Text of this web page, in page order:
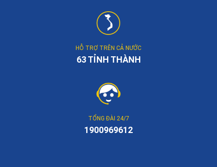
HỖ TRỢ TRÊN CẢ NƯỚC
63 TỈNH THÀNH
TỔNG ĐÀI 24/7
1900969612